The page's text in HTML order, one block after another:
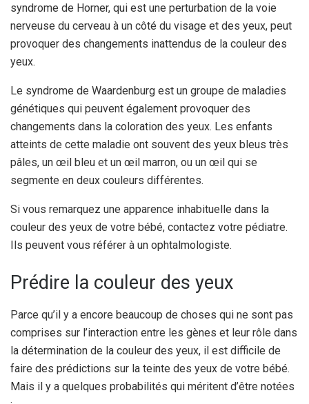
syndrome de Horner, qui est une perturbation de la voie
nerveuse du cerveau à un côté du visage et des yeux, peut
provoquer des changements inattendus de la couleur des
yeux.
Le syndrome de Waardenburg est un groupe de maladies
génétiques qui peuvent également provoquer des
changements dans la coloration des yeux. Les enfants
atteints de cette maladie ont souvent des yeux bleus très
pâles, un œil bleu et un œil marron, ou un œil qui se
segmente en deux couleurs différentes.
Si vous remarquez une apparence inhabituelle dans la
couleur des yeux de votre bébé, contactez votre pédiatre.
Ils peuvent vous référer à un ophtalmologiste.
Prédire la couleur des yeux
Parce qu’il y a encore beaucoup de choses qui ne sont pas
comprises sur l’interaction entre les gènes et leur rôle dans
la détermination de la couleur des yeux, il est difficile de
faire des prédictions sur la teinte des yeux de votre bébé.
Mais il y a quelques probabilités qui méritent d’être notées